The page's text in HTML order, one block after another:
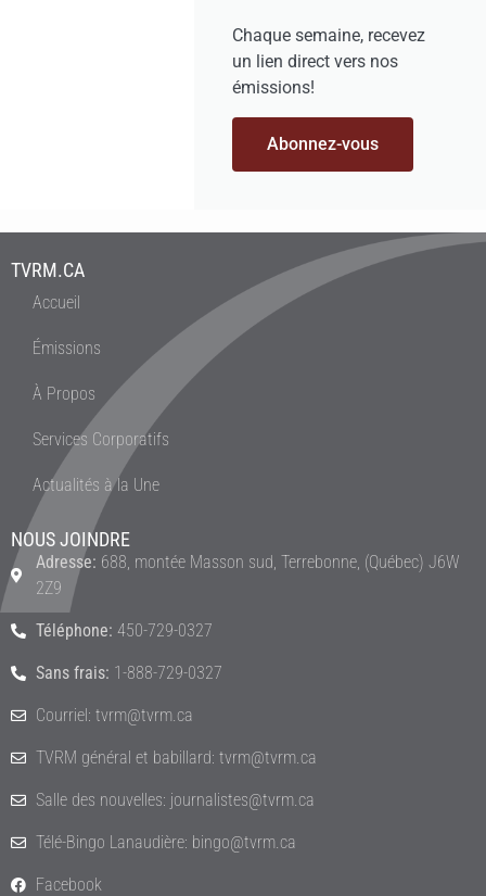
Chaque semaine, recevez
un lien direct vers nos
émissions!
Abonnez-vous
TVRM.CA
Accueil
Émissions
À Propos
Services Corporatifs
Actualités à la Une
NOUS JOINDRE
Adresse: 688, montée Masson sud, Terrebonne, (Québec) J6W
2Z9
Téléphone: 450-729-0327
Sans frais: 1-888-729-0327
Courriel: tvrm@tvrm.ca
TVRM général et babillard: tvrm@tvrm.ca
Salle des nouvelles: journalistes@tvrm.ca
Télé-Bingo Lanaudière: bingo@tvrm.ca
Facebook